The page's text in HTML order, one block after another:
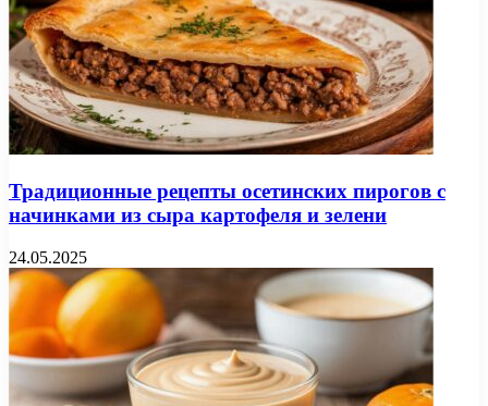
Традиционные рецепты осетинских пирогов с
начинками из сыра картофеля и зелени
24.05.2025